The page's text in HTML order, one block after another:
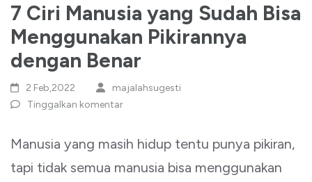
7 Ciri Manusia yang Sudah Bisa
Menggunakan Pikirannya
dengan Benar
2 Feb,2022
majalahsugesti
Tinggalkan komentar
Manusia yang masih hidup tentu punya pikiran,
tapi tidak semua manusia bisa menggunakan